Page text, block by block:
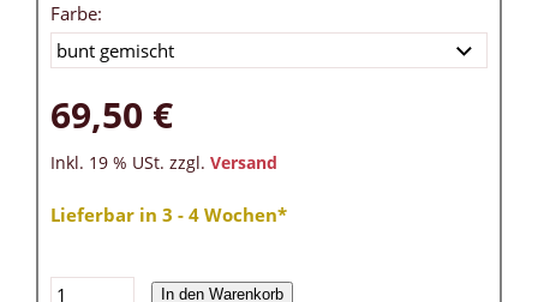
Farbe:
69,50 €
Inkl. 19 % USt. zzgl. Versand
Lieferbar in 3 - 4 Wochen*
In den Warenkorb